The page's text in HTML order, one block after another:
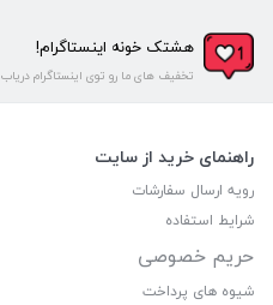
هشتک خونه اینستاگرام!
تخفیف های ما رو توی اینستاگرام دریاب
راهنمای خرید از سایت
رویه ارسال سفارشات
شرایط استفاده
حریم خصوصی
شیوه های پرداخت